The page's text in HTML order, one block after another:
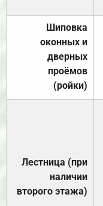
Шиповка
оконных и
дверных
проёмов
(ройки)
Лестница (при
наличии
второго этажа)